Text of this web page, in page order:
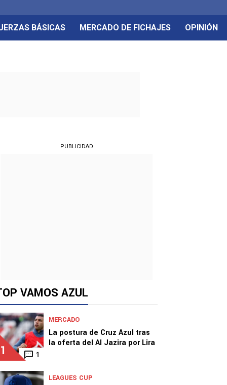
BÁSICAS MERCADO DE FICHAJES OPINIÓN
PUBLICIDAD
VAMOS AZUL
1 1
MERCADO
La postura de Cruz Azul tras
la oferta del Al Jazira por Lira
LEAGUES CUP